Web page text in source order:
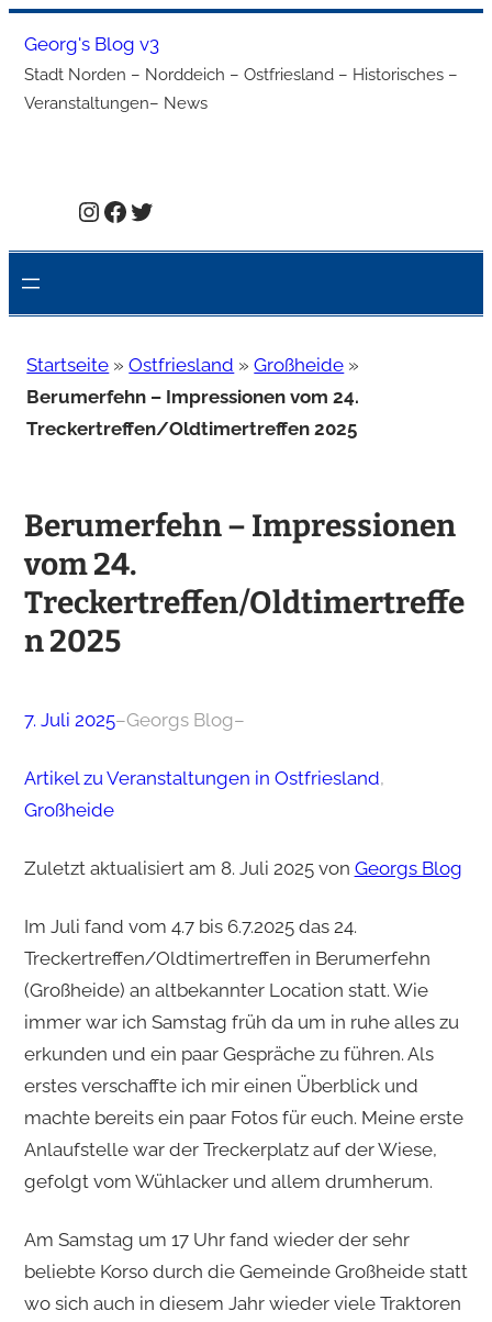
Inhalt
springen
Georg's Blog v3
Stadt Norden – Norddeich – Ostfriesland – Historisches –
Veranstaltungen– News
InstagramFacebook Twitter
Startseite »Ostfriesland »Großheide »
Berumerfehn – Impressionen vom 24.
Treckertreffen/Oldtimertreffen 2025
Berumerfehn – Impressionen
vom 24.
Treckertreffen/Oldtimertreffe
n 2025
7. Juli 2025–Georgs Blog–
Artikel zu Veranstaltungen in Ostfriesland
Großheide
Zuletzt aktualisiert am 8. Juli 2025 von Georgs Blog
Im Juli fand vom 4.7 bis 6.7.2025 das 24.
Treckertreffen/Oldtimertreffen in Berumerfehn
(Großheide) an altbekannter Location statt. Wie
immer war ich Samstag früh da um in ruhe alles zu
erkunden und ein paar Gespräche zu führen. Als
erstes verschaffte ich mir einen Überblick und
machte bereits ein paar Fotos für euch. Meine erste
Anlaufstelle war der Treckerplatz auf der Wiese,
gefolgt vom Wühlacker und allem drumherum.
Am Samstag um 17 Uhr fand wieder der sehr
beliebte Korso durch die Gemeinde Großheide statt
wo sich auch in diesem Jahr wieder viele Traktoren